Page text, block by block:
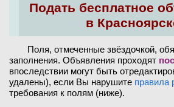
Подать бесплатное
в
Поля, отмеченные звёздочкой,
заполнения. Объявления проходят
впоследствии могут быть
удалены), если Вы нарушите правила
требования к полям (ниже).